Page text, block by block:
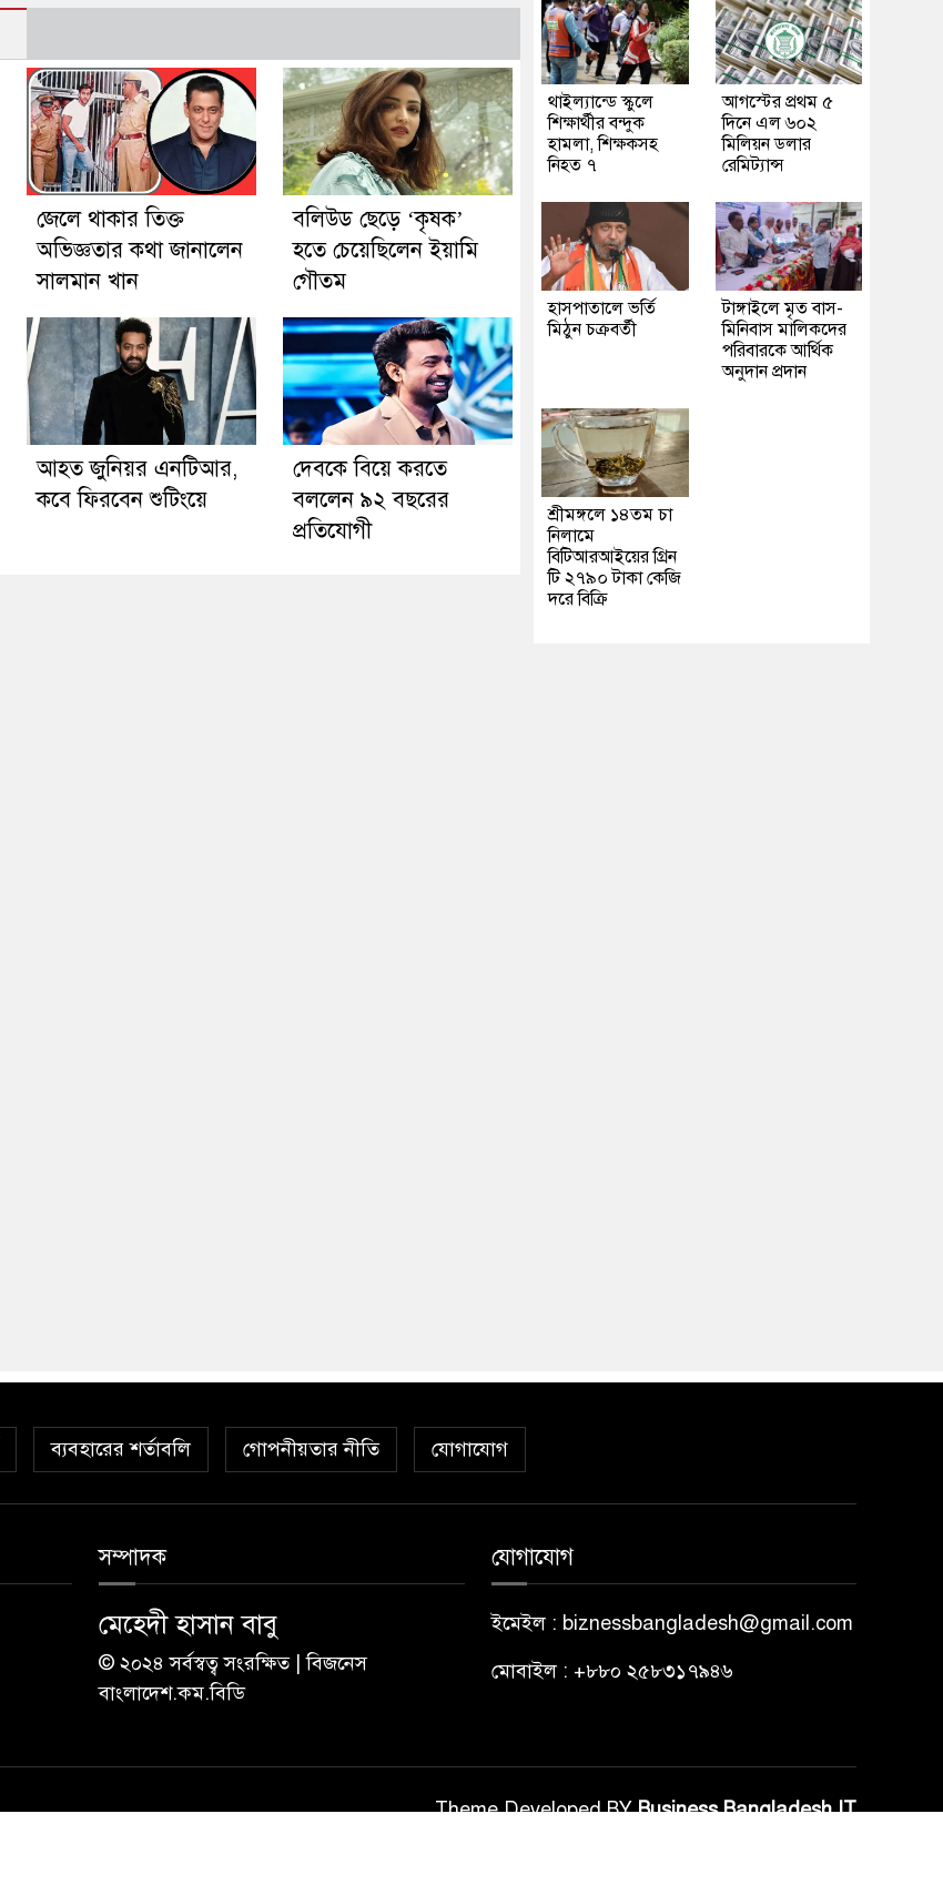
জেলে থাকার তিক্ত
অভিজ্ঞতার কথা জানালেন
সালমান খান
বলিউড ছেড়ে ‘কৃষক’
হতে চেয়েছিলেন ইয়ামি
গৌতম
আহত জুনিয়র এনটিআর,
কবে ফিরবেন শুটিংয়ে
দেবকে বিয়ে করতে
বললেন ৯২ বছরের
প্রতিযোগী
থাইল্যান্ডে স্কুলে
শিক্ষার্থীর বন্দুক
হামলা, শিক্ষকসহ
নিহত ৭
আগস্টের প্রথম ৫
দিনে এল ৬০২
মিলিয়ন ডলার
রেমিট্যান্স
হাসপাতালে ভর্তি
মিঠুন চক্রবর্তী
টাঙ্গাইলে মৃত বাস-
মিনিবাস মালিকদের
পরিবারকে আর্থিক
অনুদান প্রদান
শ্রীমঙ্গলে ১৪তম চা
নিলামে
বিটিআরআইয়ের গ্রিন
টি ২৭৯০ টাকা কেজি
দরে বিক্রি
ব্যবহারের শর্তাবলি গোপনীয়তার নীতি যোগাযোগ
সম্পাদক
মেহেদী হাসান বাবু
© ২০২৪ সর্বস্বত্ব সংরক্ষিত | বিজনেস
বাংলাদেশ.কম.বিডি
যোগাযোগ
ইমেইল : biznessbangladesh@gmail.com
মোবাইল : +৮৮০ ২৫৮৩১৭৯৪৬
Theme Developed BYBusiness Bangladesh IT